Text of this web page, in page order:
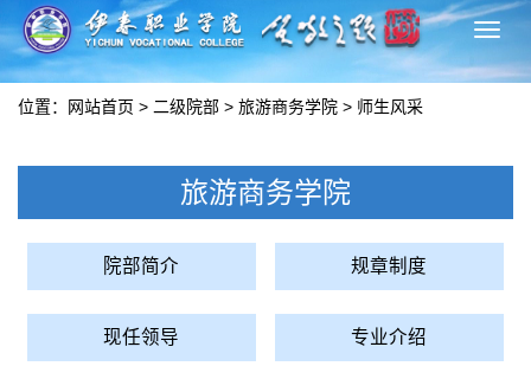
切
换
位置： 网站首页 > 二级院部 > 旅游商务学院 > 师生风采
旅游商务学院
院部简介 规章制度
现任领导 专业介绍